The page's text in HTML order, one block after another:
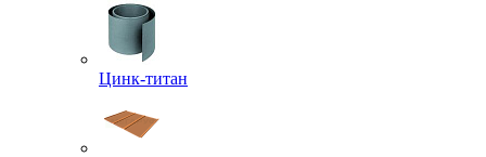
Цинк-титан